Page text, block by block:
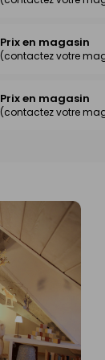
Prix en magasin
(contactez votre
Prix en magasin
(contactez votre